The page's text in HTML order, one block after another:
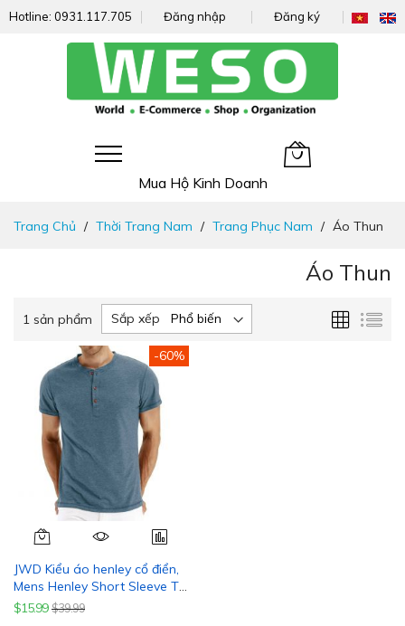
Hotline: 0931.117.705 Đăng nhập Đăng ký
Mua Hộ Kinh Doanh
nhanh
Trang Chủ Thời Trang Nam Trang Phục Nam Áo Thun
Áo Thun
1 sản phẩm Sắp xếp Lưới
-60%
JWD Kiểu áo henley cổ điển,
Mens Henley Short Sleeve T-
Shirt Cotton Casual Shirt
$15.99 $39.99